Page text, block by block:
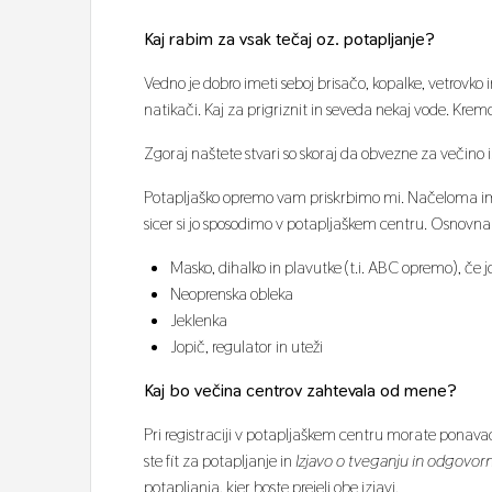
Kaj rabim za vsak tečaj oz. potapljanje?
Vedno je dobro imeti seboj brisačo, kopalke,
natikači. Kaj za prigriznit in seveda nekaj vode.
Zgoraj naštete stvari so skoraj da obvezne za
Potapljaško opremo vam priskrbimo mi. Načeloma
sicer si jo sposodimo v potapljaškem centru.
Masko, dihalko in plavutke (t.i. ABC opremo), če
Neoprenska obleka
Jeklenka
Jopič, regulator in uteži
Kaj bo večina centrov zahtevala od mene?
Pri registraciji v potapljaškem centru morate
ste fit za potapljanje inIzjavo o tveganju in
potapljanja, kjer boste prejeli obe izjavi.